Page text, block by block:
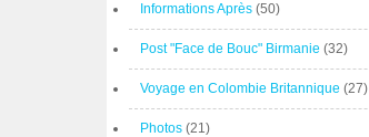
Informations Après (50)
Post "Face de Bouc" Birmanie (32)
Voyage en Colombie Britannique (27)
Photos (21)